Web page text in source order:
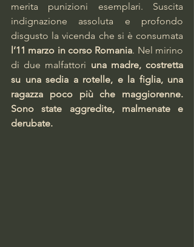
merita punizioni esemplari. Suscita
indignazione assoluta e profondo
l’11 marzo in corso Romania. Nel mirino
di due malfattori una madre, costretta
su una sedia a rotelle, e la figlia, una
ragazza poco più che maggiorenne.
Sono state aggredite, malmenate e
derubate.